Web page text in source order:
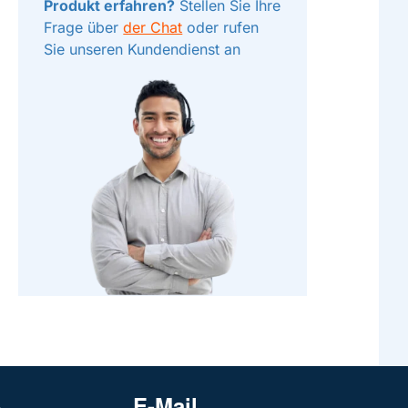
Produkt erfahren? Stellen Sie Ihre
Frage überder Chat oder rufen
Sie unseren Kundendienst an